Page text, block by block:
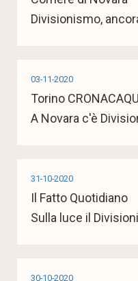
Divisionismo,
03-11-2020
Torino
A Novara c'è
31-10-2020
Il Fatto Quotidiano
Sulla luce il
30-10-2020